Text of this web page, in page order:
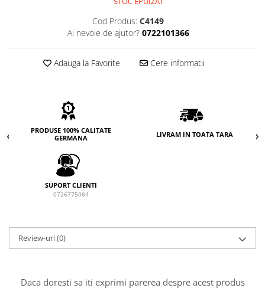
Cod Produs: C4149
Ai nevoie de ajutor? 0722101366
Adauga la Favorite Cere informatii
PRODUSE 100% CALITATE
GERMANA
LIVRAM IN TOATA TARA
SUPORT CLIENTI
0726775064
Review-uri(0)
Daca doresti sa iti exprimi parerea despre acest produs